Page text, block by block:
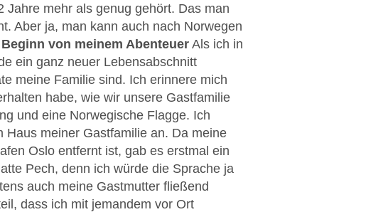
mehr als genug gehört. Das man
Aber ja, man kann auch nach Norwegen
Beginn von meinem Abenteuer Als ich in
ein ganz neuer Lebensabschnitt
meine Familie sind. Ich erinnere mich
habe, wie wir unsere Gastfamilie
und eine Norwegische Flagge. Ich
meiner Gastfamilie an. Da meine
Oslo entfernt ist, gab es erstmal ein
Pech, denn ich würde die Sprache ja
auch meine Gastmutter fließend
dass ich mit jemandem vor Ort